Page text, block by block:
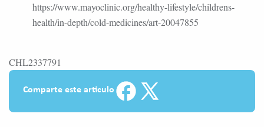
https://www.mayoclinic.org/healthy-lifestyle/childrens-
health/in-depth/cold-medicines/art-20047855
CHL2337791
Comparte este articulo